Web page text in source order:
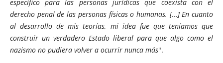
específico para las personas jurídicas que coexista con el
derecho penal de las personas físicas o humanas. [...] En cuanto
al desarrollo de mis teorías, mi idea fue que teníamos que
construir un verdadero Estado liberal para que algo como el
nazismo no pudiera volver a ocurrir nunca más".